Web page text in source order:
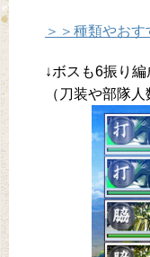
＞＞種類やおす
↓ボスも6振り
（刀装や部隊